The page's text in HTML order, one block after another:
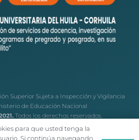
Superior Sujeta a Inspección y Vigilancia
de Educación Nacional
Todos los derechos reservados.
para que usted tenga la
Si continúa navegando